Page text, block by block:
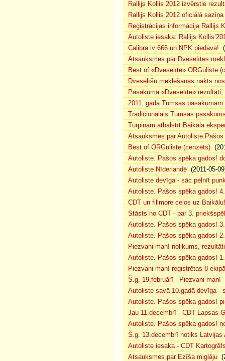
Rallijs Kollis 2012 izvērstie
Rallijs Kollis 2012 oficiālā saziņa
Reģistrācijas informācija Rallijs
Autoliste iesaka: Rallijs
Calibra.lv 666 un NPK piedāvā!
Atsauksmes par Dvēselītes
Best of «Dvēselīte» ORGuliste
Dvēselīšu meklēšanas nakts
Pasākuma «Dvēselīte»
2011. gada Tumsas
Tradicionālais Tumsas
Turpinam atbalstīt Baikāla
Atsauksmes par
Best of ORGuliste (cenzēts)
Autoliste. Pašos spēka gados!
Autoliste Nīderlandē (2011-05-
Autoliste devīga - sāc pelnīt
Autoliste. Pašos spēka gados!
CDT un fillmore ceļos uz Baikālu!
Stāsts no CDT - par 3.
Autoliste. Pašos spēka gados!
Autoliste. Pašos spēka gados!
Piezvani man! nolikums,
Autoliste. Pašos spēka gados!
Piezvani man! reģistrētas 8
Š.g. 19.februārī - Piezvani man!
Autoliste savā 10.gadā devīga -
Autoliste. Pašos spēka gados!
Jau 11.decembrī - CDT Lapsas
Autoliste. Pašos spēka gados!
Š.g. 13.decembrī notiks Latvijas
Autoliste iesaka - CDT
Atsauksmes par Ezīša miglāju